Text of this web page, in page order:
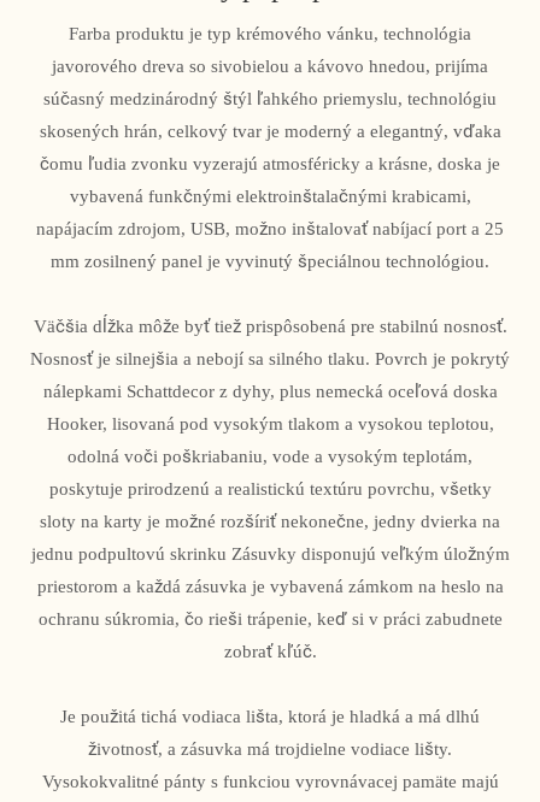
Farba produktu je typ krémového vánku, technológia
javorového dreva so sivobielou a kávovo hnedou, prijíma
súčasný medzinárodný štýl ľahkého priemyslu, technológiu
skosených hrán, celkový tvar je moderný a elegantný, vďaka
čomu ľudia zvonku vyzerajú atmosféricky a krásne, doska je
vybavená funkčnými elektroinštalačnými krabicami,
napájacím zdrojom, USB, možno inštalovať nabíjací port a 25
mm zosilnený panel je vyvinutý špeciálnou technológiou.
Väčšia dĺžka môže byť tiež prispôsobená pre stabilnú nosnosť.
Nosnosť je silnejšia a nebojí sa silného tlaku. Povrch je pokrytý
nálepkami Schattdecor z dyhy, plus nemecká oceľová doska
Hooker, lisovaná pod vysokým tlakom a vysokou teplotou,
odolná voči poškriabaniu, vode a vysokým teplotám,
poskytuje prirodzenú a realistickú textúru povrchu, všetky
sloty na karty je možné rozšíriť nekonečne, jedny dvierka na
jednu podpultovú skrinku Zásuvky disponujú veľkým úložným
priestorom a každá zásuvka je vybavená zámkom na heslo na
ochranu súkromia, čo rieši trápenie, keď si v práci zabudnete
zobrať kľúč.
Je použitá tichá vodiaca lišta, ktorá je hladká a má dlhú
životnosť, a zásuvka má trojdielne vodiace lišty.
Vysokokvalitné pánty s funkciou vyrovnávacej pamäte majú